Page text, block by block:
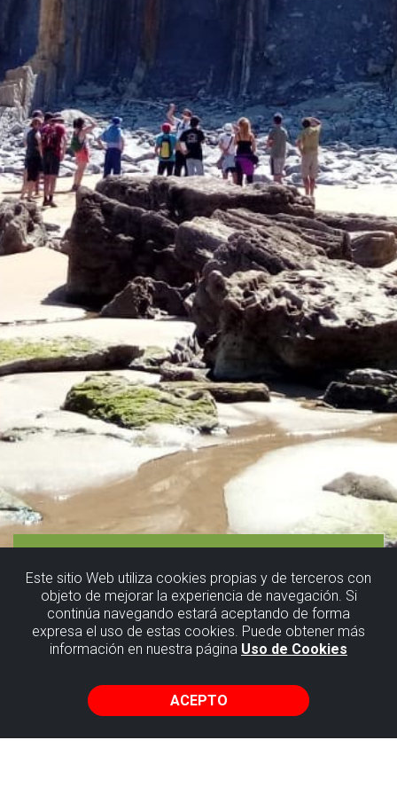
Este sitio Web utiliza cookies propias y de terceros con
objeto de mejorar la experiencia de navegación. Si
continúa navegando estará aceptando de forma
expresa el uso de estas cookies. Puede obtener más
información en nuestra página Uso de Cookies
ACEPTO